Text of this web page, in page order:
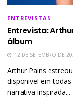
ENTREVISTAS
Entrevista:
álbum
12 DE SETEMBRO DE
Arthur Pains
disponível em
narrativa inspirada...